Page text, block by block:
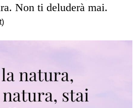
Non ti deluderà mai.